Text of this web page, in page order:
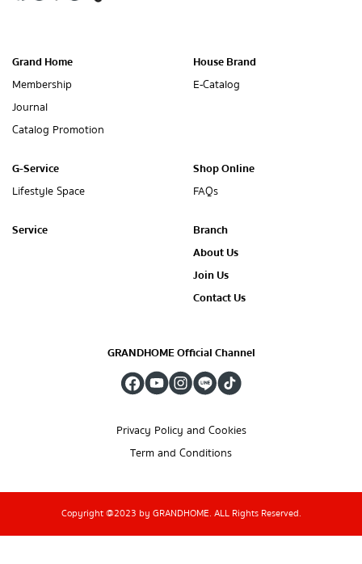
Grand Home
Membership
Journal
Catalog Promotion
House Brand
E-Catalog
G-Service
Lifestyle Space
Shop Online
FAQs
Service
Branch
About Us
Join Us
Contact Us
GRANDHOME Official Channel
Privacy Policy and Cookies
Term and Conditions
Copyright @2023 by GRANDHOME. ALL Rights Reserved.